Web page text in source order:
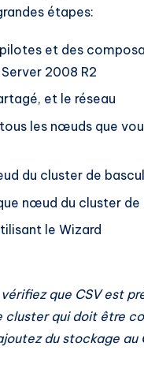
étapes:
et des
2008 R2
et le réseau
les nœuds que
du cluster de
nœud du cluster
le Wizard
que CSV est
cluster qui doit être
du stockage au